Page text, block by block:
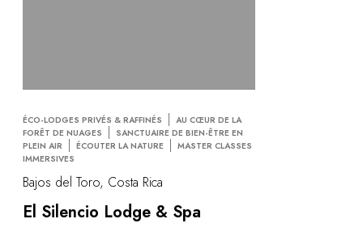
ÉCO-LODGES PRIVÉS & RAFFINÉS
AU CŒUR DE LA
FORÊT DE NUAGES
SANCTUAIRE DE BIEN-ÊTRE EN
PLEIN AIR
ÉCOUTER LA NATURE
MASTER CLASSES
IMMERSIVES
Bajos del Toro, Costa Rica
El Silencio Lodge & Spa